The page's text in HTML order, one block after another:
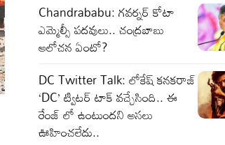
Chandrababu: గవర్నర్ కోటా
ఎమ్మెల్సీ పదవులు.. చంద్రబాబు
ఆలోచన ఏంటో?
DC Twitter Talk: లోకేష్ కనకరాజ్
‘DC’ ట్విటర్ టాక్ వచ్చేసింది.. ఈ
రేంజ్ లో ఉంటుందని అసలు
ఊహించలేదు..